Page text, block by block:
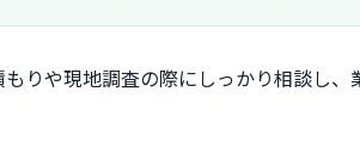
りや現地調査の際にしっかり相談し